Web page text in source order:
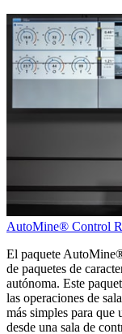
AutoMine® Control
El paquete
de paquetes de
autónoma. Este
las operaciones de
más simples para que
desde una sala de